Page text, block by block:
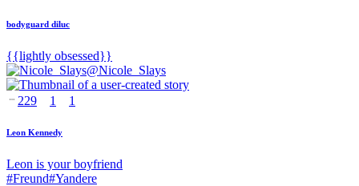
bodyguard diluc
{{lightly obsessed}}
@Nicole_Slays
229 1 1
Leon Kennedy
Leon is your boyfriend
#Freund#Yandere